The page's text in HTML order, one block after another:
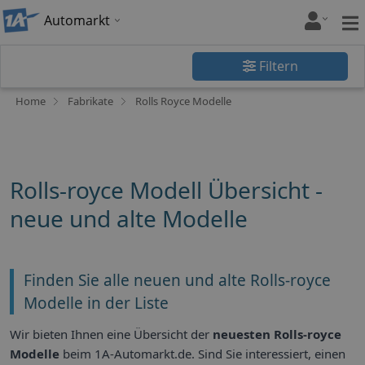
Automarkt
Filtern
Home Fabrikate Rolls Royce Modelle
Rolls-royce Modell Übersicht -
neue und alte Modelle
Finden Sie alle neuen und alte Rolls-royce
Modelle in der Liste
Wir bieten Ihnen eine Übersicht der neuesten Rolls-royce
Modelle beim 1A-Automarkt.de. Sind Sie interessiert, einen